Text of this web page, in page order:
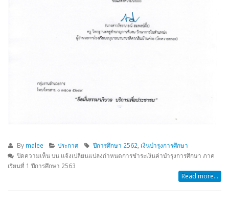
By malee ประกาศ ปีการศึกษา 2562, เงินบำรุงการศึกษา
ปิดความเห็นบน เเจ้งเปลี่ยนแปลงกำหนดการชำระเงินค่าบำรุงการศึกษา ภาค
เรียนที่ 1 ปีการศึกษา 2563
Read more...